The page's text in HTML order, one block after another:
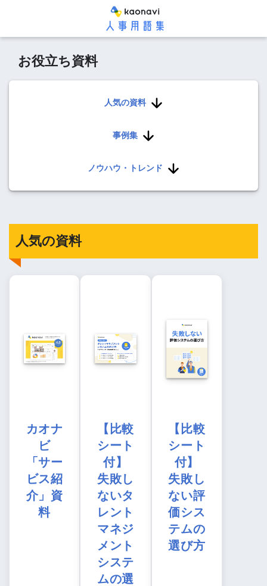
お役立ち資料
人気の資料
事例集
ノウハウ・トレンド
人気の資料
カオナ
ビ
「サー
ビス紹
介」資
料
【比較
シート
付】
失敗し
ないタ
レント
マネジ
メント
システ
ムの選
【比較
シート
付】
失敗し
ない評
価シス
テムの
選び方